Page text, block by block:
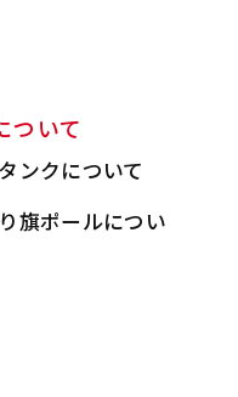
ついて
ンクについて
旗ポールについ
作れます。
ことでA面B面2
きます。前からも
面対応のバナーで
作れます。
以内)
作成が可能です。
以内であれば自